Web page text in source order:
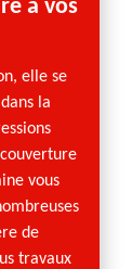
à vos
elle se
la
vous
de
travaux